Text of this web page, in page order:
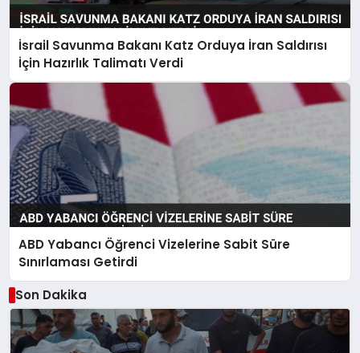
İsrail Savunma Bakanı Katz Orduya İran Saldırısı
İçin Hazırlık Talimatı Verdi
ABD Yabancı Öğrenci Vizelerine Sabit Süre
Sınırlaması Getirdi
Son Dakika